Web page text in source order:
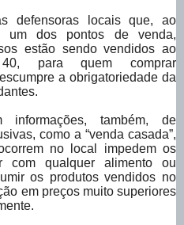
defensoras locais que, ao
um dos pontos de venda,
estão sendo vendidos ao
para quem comprar
a obrigatoriedade da
informações, também, de
como a “venda casada”,
no local impedem os
com qualquer alimento ou
os produtos vendidos no
em preços muito superiores